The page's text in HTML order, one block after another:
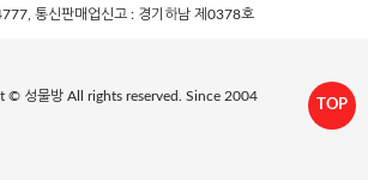
TOP
통신판매업신고 : 경기하남 제0378호
© 성물방 All rights reserved. Since 2004